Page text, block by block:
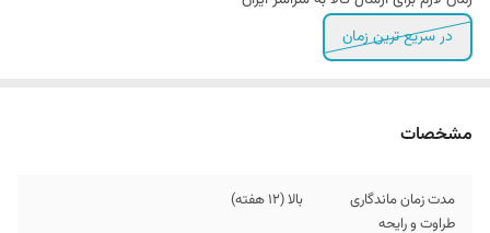
در سریع ترین زمان
مشخصات
مدت زمان ماندگاری
طراوت و رایحه
بالا (۱۲ هفته)